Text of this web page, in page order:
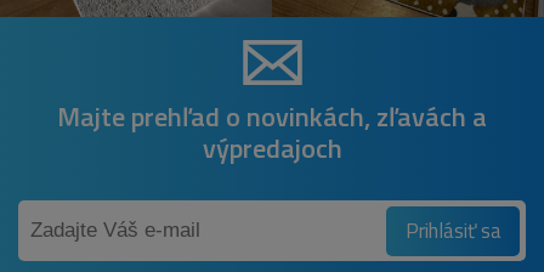
Majte prehľad o novinkách, zľavách a
výpredajoch
Prihlásiť sa